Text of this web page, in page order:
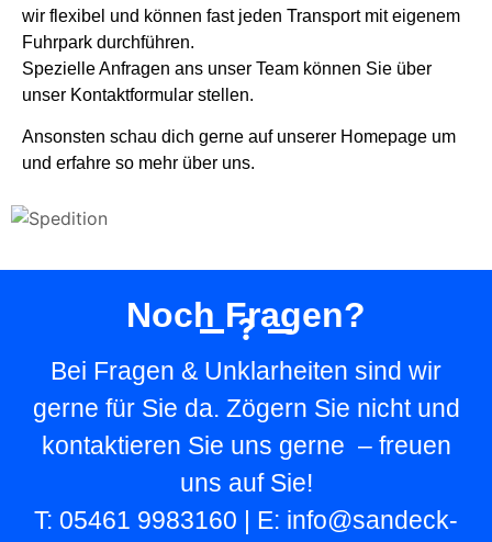
wir flexibel und können fast jeden Transport mit eigenem
Fuhrpark durchführen.
Spezielle Anfragen ans unser Team können Sie über
unser Kontaktformular stellen.
Ansonsten schau dich gerne auf unserer Homepage um
und erfahre so mehr über uns.
Noch Fragen?
Bei Fragen & Unklarheiten sind wir
gerne für Sie da. Zögern Sie nicht und
kontaktieren Sie uns gerne – freuen
uns auf Sie!
T: 05461 9983160 | E: info@sandeck-